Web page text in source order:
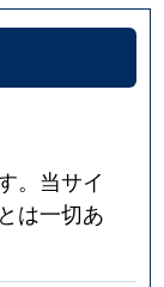
。当サイ
は一切あ